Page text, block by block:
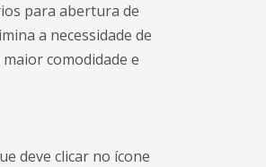
para abertura de
a necessidade de
comodidade e
deve clicar no ícone